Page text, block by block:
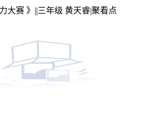
大赛 》||三年级 黄天睿​|聚看点